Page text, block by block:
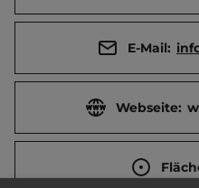
E-Mail:
Webseite: